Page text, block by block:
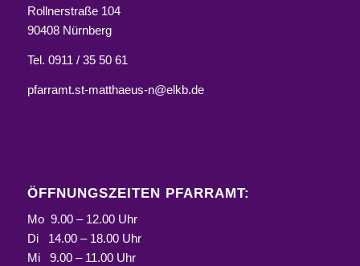
Rollnerstraße 104
90408 Nürnberg
Tel. 0911 / 35 50 61
pfarramt.st-matthaeus-n@elkb.de
ÖFFNUNGSZEITEN PFARRAMT:
Mo 9.00 – 12.00 Uhr
Di 14.00 – 18.00 Uhr
Mi 9.00 – 11.00 Uhr